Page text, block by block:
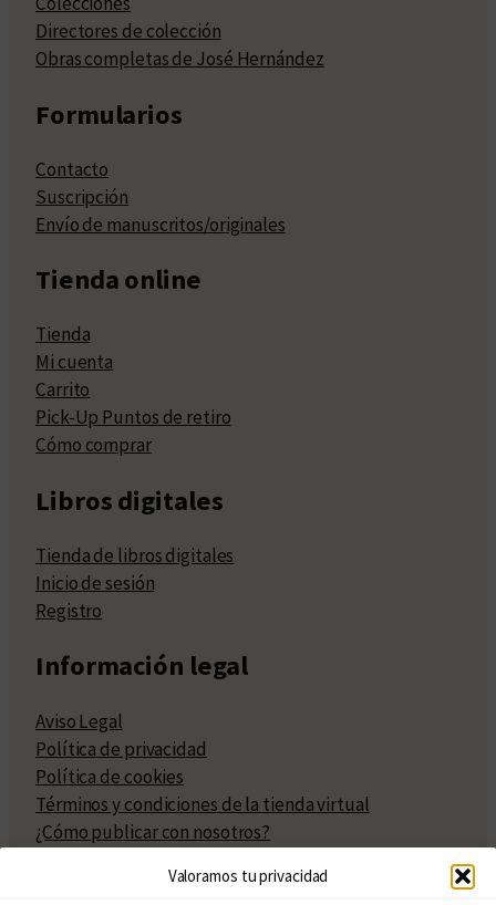
Valoramos tu privacidad
Directores de colección
Obras completas de José Hernández
Formularios
Contacto
Suscripción
Envío de manuscritos/originales
Tienda online
Tienda
Mi cuenta
Carrito
Pick-Up Puntos de retiro
Cómo comprar
Libros digitales
Tienda de libros digitales
Inicio de sesión
Registro
Información legal
Aviso Legal
Política de privacidad
Política de cookies
Términos y condiciones de la tienda virtual
¿Cómo publicar con nosotros?
Políticas de publicación